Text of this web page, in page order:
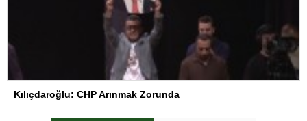
Kılıçdaroğlu: CHP Arınmak Zorunda